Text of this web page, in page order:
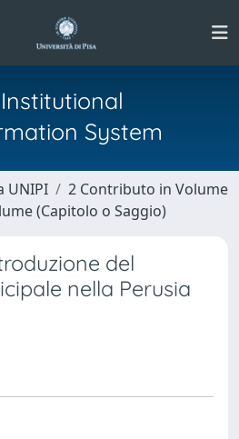
Institutional
System
UNIPI
2 Contributo in Volume
(Capitolo o Saggio)
del
nella Perusia